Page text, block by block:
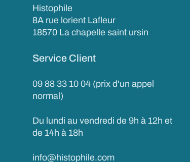
Histophile
8A rue lorient Lafleur
18570 La chapelle saint ursin
Service Client
09 88 33 10 04 (prix d'un appel
normal)
Du lundi au vendredi de 9h à 12h et
de 14h à 18h
info@histophile.com